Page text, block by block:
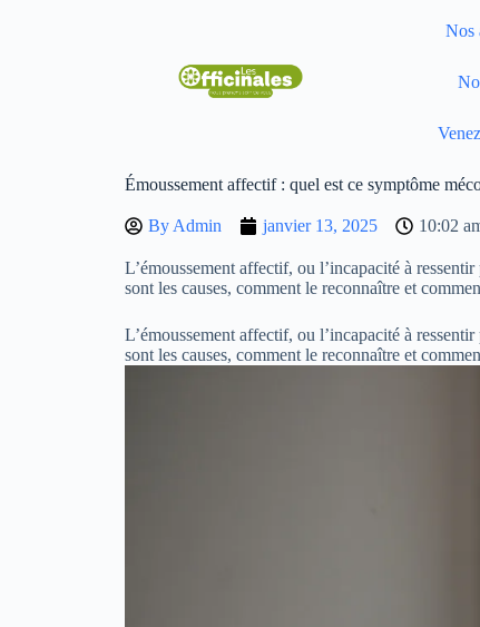
Nos
Émoussement affectif : quel est ce symptôme
By Admin janvier 13, 2025 10:02
L’émoussement affectif, ou l’incapacité à
sont les causes, comment le reconnaître et
L’émoussement affectif, ou l’incapacité à
sont les causes, comment le reconnaître et